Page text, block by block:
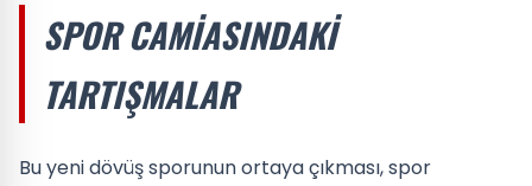
SPOR CAMIASINDAKI
TARTIŞMALAR
Bu yeni dövüş sporunun ortaya çıkması, spor